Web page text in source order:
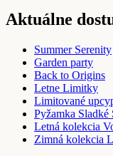
Aktuálne
Summer Serenity
Garden party
Back to Origins
Letne Limitky
Limitované
Pyžamka Sladké
Letná kolekcia
Zimná kolekcia